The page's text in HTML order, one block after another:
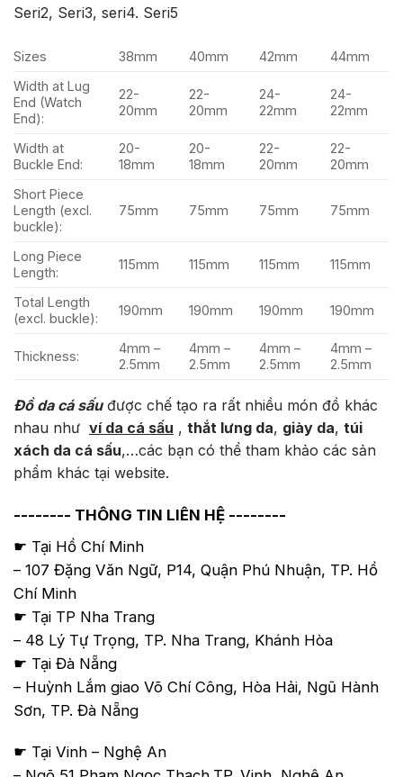
Seri2, Seri3, seri4. Seri5
Sizes 38mm 40mm 42mm
44mm
Width at Lug
End (Watch
End):
22-
20mm
22-
20mm
24-
22mm
24-
22mm
Width at
Buckle End:
20-
18mm
20-
18mm
22-
20mm
22-
20mm
Short Piece
Length (excl.
buckle):
75mm 75mm 75mm 75mm
Long Piece
Length:
115mm 115mm 115mm 115mm
Total Length
(excl. buckle):
190mm 190mm 190mm 190mm
Thickness:
4mm –
2.5mm
4mm –
2.5mm
4mm –
2.5mm
4mm –
2.5mm
Đồ da cá sấuđược chế tạo ra rất nhiều món đồ khác
nhau như ví da cá sấu , thắt lưng da, giày da, túi
xách da cá sấu,…các bạn có thể tham khảo các sản
phẩm khác tại website.
-------- THÔNG TIN LIÊN HỆ --------
☛ Tại Hồ Chí Minh
– 107 Đặng Văn Ngữ, P14, Quận Phú Nhuận, TP. Hồ
Chí Minh
☛ Tại TP Nha Trang
– 48 Lý Tự Trọng, TP. Nha Trang, Khánh Hòa
☛ Tại Đà Nẵng
– Huỳnh Lắm giao Võ Chí Công, Hòa Hải, Ngũ Hành
Sơn, TP. Đà Nẵng
☛ Tại Vinh – Nghệ An